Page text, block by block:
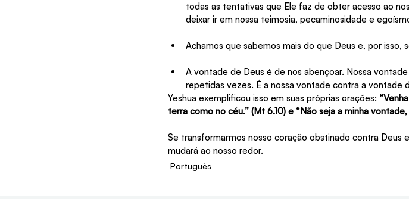
todas as tentativas que Ele faz de obter acesso ao
deixar ir em nossa teimosia, pecaminosidade e
Achamos que sabemos mais do que Deus e, por isso,
A vontade de Deus é de nos abençoar. Nossa
repetidas vezes. É a nossa vontade contra a vontade
Yeshua exemplificou isso em suas próprias orações:
terra como no céu.” (Mt 6.10) e “Não seja a minha
Se transformarmos nosso coração obstinado contra Deus
mudará ao nosso redor.
Português